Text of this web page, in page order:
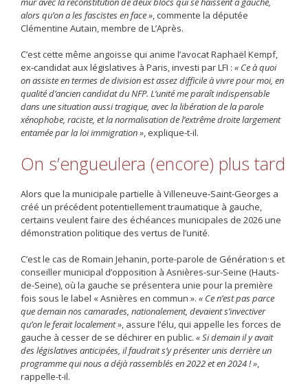
alors qu’on a les fascistes en face », commente la députée
Clémentine Autain, membre de L’Après.
C’est cette même angoisse qui anime l’avocat Raphaël Kempf,
ex-candidat aux législatives à Paris, investi par LFI : « Ce à quoi
on assiste en termes de division est assez difficile à vivre pour moi, en
qualité d’ancien candidat du NFP. L’unité me paraît indispensable
dans une situation aussi tragique, avec la libération de la parole
xénophobe, raciste, et la normalisation de l’extrême droite largement
entamée par la loi immigration », explique-t-il.
On s’engueulera (encore) plus tard
Alors que la municipale partielle à Villeneuve-Saint-Georges a
créé un précédent potentiellement traumatique à gauche,
certains veulent faire des échéances municipales de 2026 une
démonstration politique des vertus de l’unité.
C’est le cas de Romain Jehanin, porte-parole de Génération·s et
conseiller municipal d’opposition à Asnières-sur-Seine (Hauts-
de-Seine), où la gauche se présentera unie pour la première
fois sous le label « Asnières en commun ». « Ce n’est pas parce
que demain nos camarades, nationalement, devaient s’invectiver
qu’on le ferait localement », assure l’élu, qui appelle les forces de
gauche à cesser de se déchirer en public. « Si demain il y avait
des législatives anticipées, il faudrait s’y présenter unis derrière un
programme qui nous a déjà rassemblés en 2022 et en 2024 ! »,
rappelle-t-il.